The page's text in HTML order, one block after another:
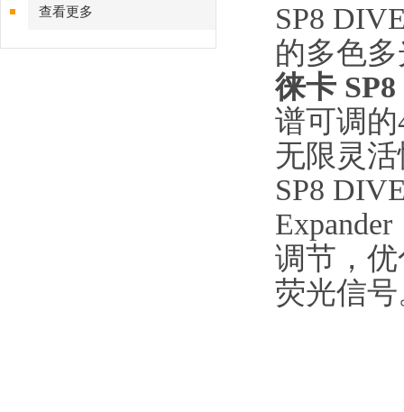
查看更多
SP8
的多色
徕卡
谱可调
无限灵
SP8
调节，
荧光信